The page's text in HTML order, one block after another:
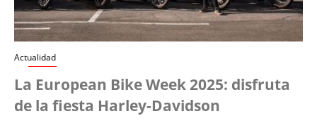
Actualidad
La European Bike Week 2025: disfruta
de la fiesta Harley-Davidson